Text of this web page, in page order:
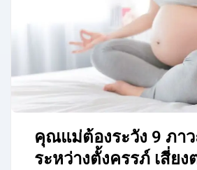
คุณแม่ต้องระวัง 9 ภา
ระหว่างตั้งครรภ์ เสี่ยง